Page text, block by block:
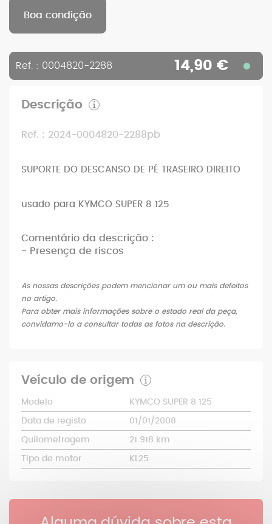
Boa condição
Ref. : 0004820-2288 14,90 €
Descrição
Ref. : 2024-0004820-2288pb
SUPORTE DO DESCANSO DE PÉ TRASEIRO DIREITO
usado para KYMCO SUPER 8 125
Comentário da descrição :
- Presença de riscos
As nossas descrições podem mencionar um ou mais defeitos
no artigo.
Para obter mais informações sobre o estado real da peça,
convidamo-lo a consultar todas as fotos na descrição.
Veículo de origem
Modelo KYMCO SUPER 8 125
Data de registo 01/01/2008
Quilometragem 21 918 km
Tipo de motor KL25